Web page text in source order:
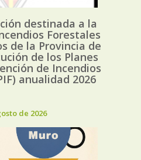
destinada a la
Forestales
de la Provincia de
de los Planes
de Incendios
anualidad 2026
de 2026